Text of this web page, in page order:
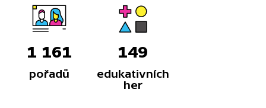
1 161
pořadů
149
edukativních
her